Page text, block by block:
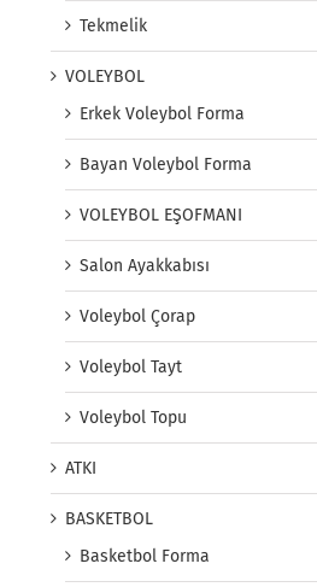
Tekmelik
VOLEYBOL
Erkek Voleybol Forma
Bayan Voleybol Forma
VOLEYBOL EŞOFMANI
Salon Ayakkabısı
Voleybol Çorap
Voleybol Tayt
Voleybol Topu
ATKI
BASKETBOL
Basketbol Forma